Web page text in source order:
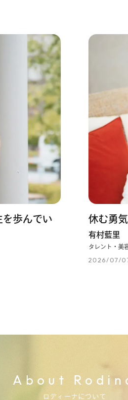
を歩んでい
休む勇
有村藍里
タレント・美
2026/07/
About
ロディーナについて